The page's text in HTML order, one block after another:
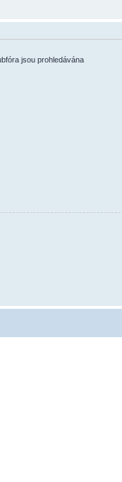
jsou prohledávána